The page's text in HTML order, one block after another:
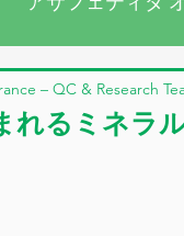
ゴンオイル 会
れるミネラ
– QC & Research